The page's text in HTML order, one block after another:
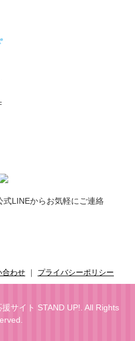
LINEからお気軽にご連絡
合わせ ｜ プライバシーポリシー
サイト STAND UP!. All Rights